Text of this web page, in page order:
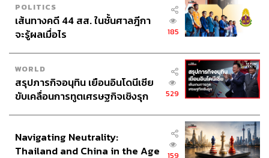
POLITICS
เส้นทางคดี 44 สส. ในชั้นศาลฎีกา
จะรู้ผลเมื่อไร
185
WORLD
สรุปภารกิจอนุทิน เยือนอินโดนีเซีย
ขับเคลื่อนการทูตเศรษฐกิจเชิงรุก
529
Navigating Neutrality:
Thailand and China in the Age
159